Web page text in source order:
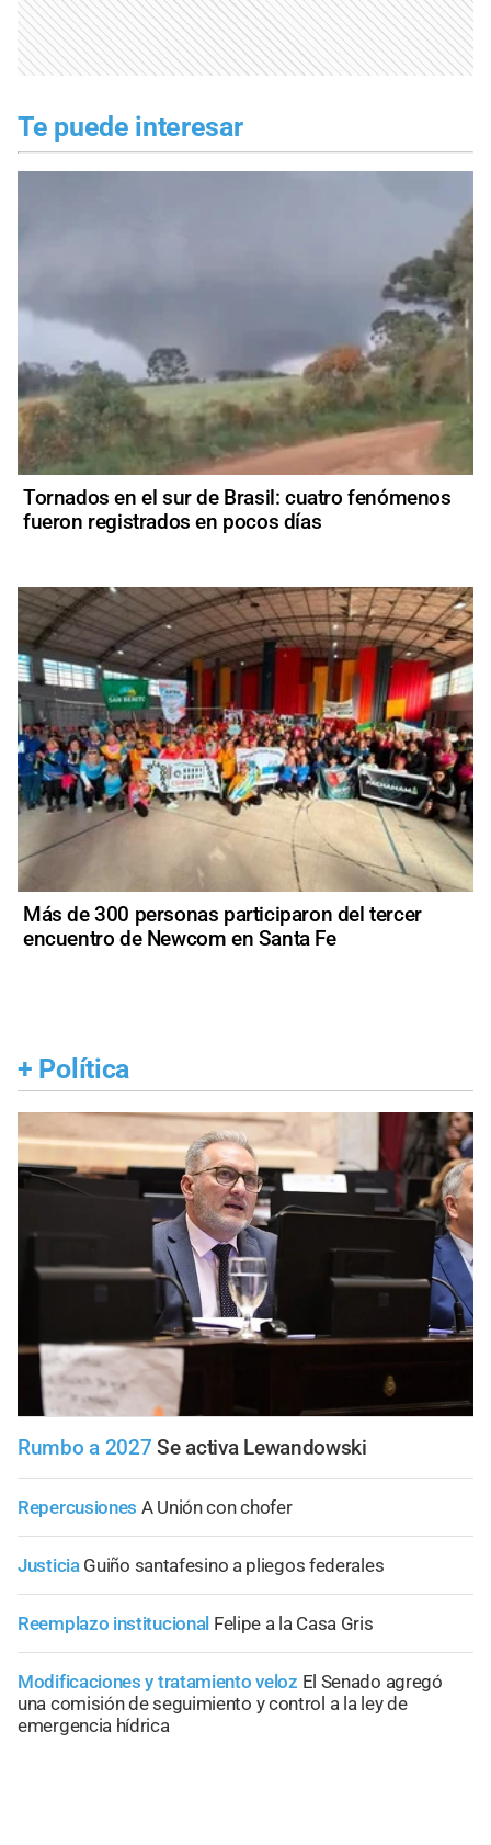
Te puede interesar
Tornados en el sur de Brasil: cuatro fenómenos
fueron registrados en pocos días
Más de 300 personas participaron del tercer
encuentro de Newcom en Santa Fe
+ Política
Rumbo a 2027 Se activa Lewandowski
Repercusiones A Unión con chofer
Justicia Guiño santafesino a pliegos federales
Reemplazo institucional Felipe a la Casa Gris
Modificaciones y tratamiento veloz El Senado agregó
una comisión de seguimiento y control a la ley de
emergencia hídrica